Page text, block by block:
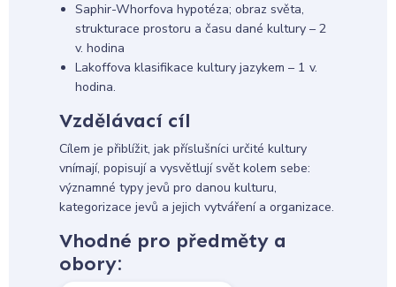
Saphir-Whorfova hypotéza; obraz světa,
strukturace prostoru a času dané kultury – 2
v. hodina
Lakoffova klasifikace kultury jazykem – 1 v.
hodina.
Vzdělávací cíl
Cílem je přiblížit, jak příslušníci určité kultury
vnímají, popisují a vysvětlují svět kolem sebe:
významné typy jevů pro danou kulturu,
kategorizace jevů a jejich vytváření a organizace.
Vhodné pro předměty a
obory: